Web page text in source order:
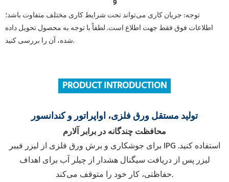
توجه: جریان کاری می‌تواند تحت شرایط کاری مختلف متفاوت باشد؛
اطلاعات فوق فقط جهت اطلاع است. لطفاً با توجه به محصول تحویل داده
شده، آن را بررسی کنید.
PRODUCT INTRODUCTION
تولید مستقل ورق فلزی، اواپراتور و کندانسور
محافظت چندگانه در برابر آلارم
برای جوشکاری و برش ورق فلزی از لیزر فیبر IPG استفاده کنید.
لیزر پس از دریافت سیگنال هشدار از چیلر آب برای اهداف
حفاظتی، کار خود را متوقف می‌کند.